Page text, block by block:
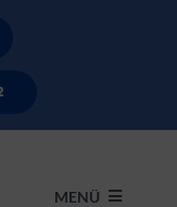
MENÜ